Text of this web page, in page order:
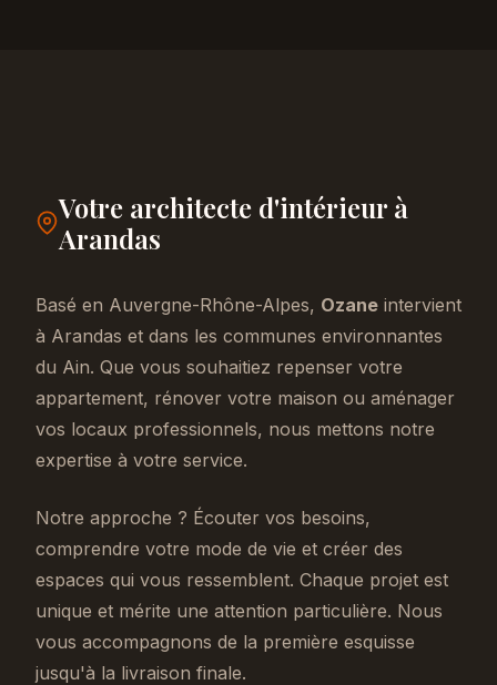
Votre architecte d'intérieur à
Arandas
Basé en Auvergne-Rhône-Alpes, Ozane intervient
à Arandas et dans les communes environnantes
du Ain. Que vous souhaitiez repenser votre
appartement, rénover votre maison ou aménager
vos locaux professionnels, nous mettons notre
expertise à votre service.
Notre approche ? Écouter vos besoins,
comprendre votre mode de vie et créer des
espaces qui vous ressemblent. Chaque projet est
unique et mérite une attention particulière. Nous
vous accompagnons de la première esquisse
jusqu'à la livraison finale.